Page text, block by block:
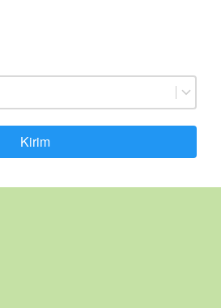
`Kirim